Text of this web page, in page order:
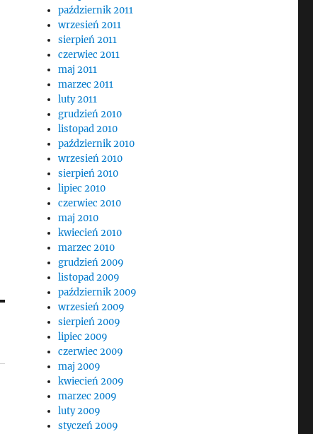
październik 2011
wrzesień 2011
sierpień 2011
czerwiec 2011
maj 2011
marzec 2011
luty 2011
grudzień 2010
listopad 2010
październik 2010
wrzesień 2010
sierpień 2010
lipiec 2010
czerwiec 2010
maj 2010
kwiecień 2010
marzec 2010
grudzień 2009
listopad 2009
październik 2009
wrzesień 2009
sierpień 2009
lipiec 2009
czerwiec 2009
maj 2009
kwiecień 2009
marzec 2009
luty 2009
styczeń 2009